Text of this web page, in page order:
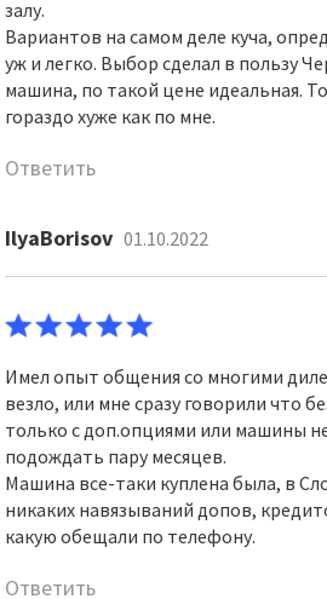
залу.
Вариантов на самом деле куча,
уж и легко. Выбор сделал в пользу
машина, по такой цене идеальная.
гораздо хуже как по мне.
Ответить
IlyaBorisov 01.10.2022
Имел опыт общения со многими
везло, или мне сразу говорили что
только с доп.опциями или машины
подождать пару месяцев.
Машина все-таки куплена была, в
никаких навязываний допов,
какую обещали по телефону.
Ответить